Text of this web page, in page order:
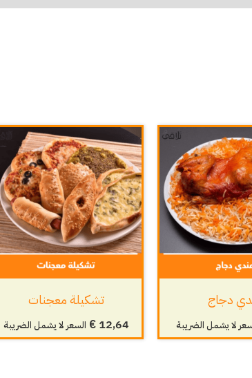
دجاج
لا يشمل الضريبة
تشكيلة معجنات
€12,64 السعر لا يشمل الضريبة